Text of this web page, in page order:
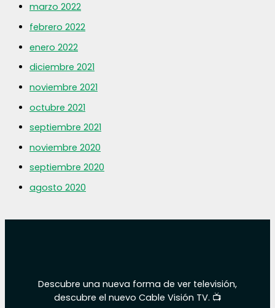
marzo 2022
febrero 2022
enero 2022
diciembre 2021
noviembre 2021
octubre 2021
septiembre 2021
noviembre 2020
septiembre 2020
agosto 2020
Descubre una nueva forma de ver televisión,
descubre el nuevo Cable Visión TV. 📺